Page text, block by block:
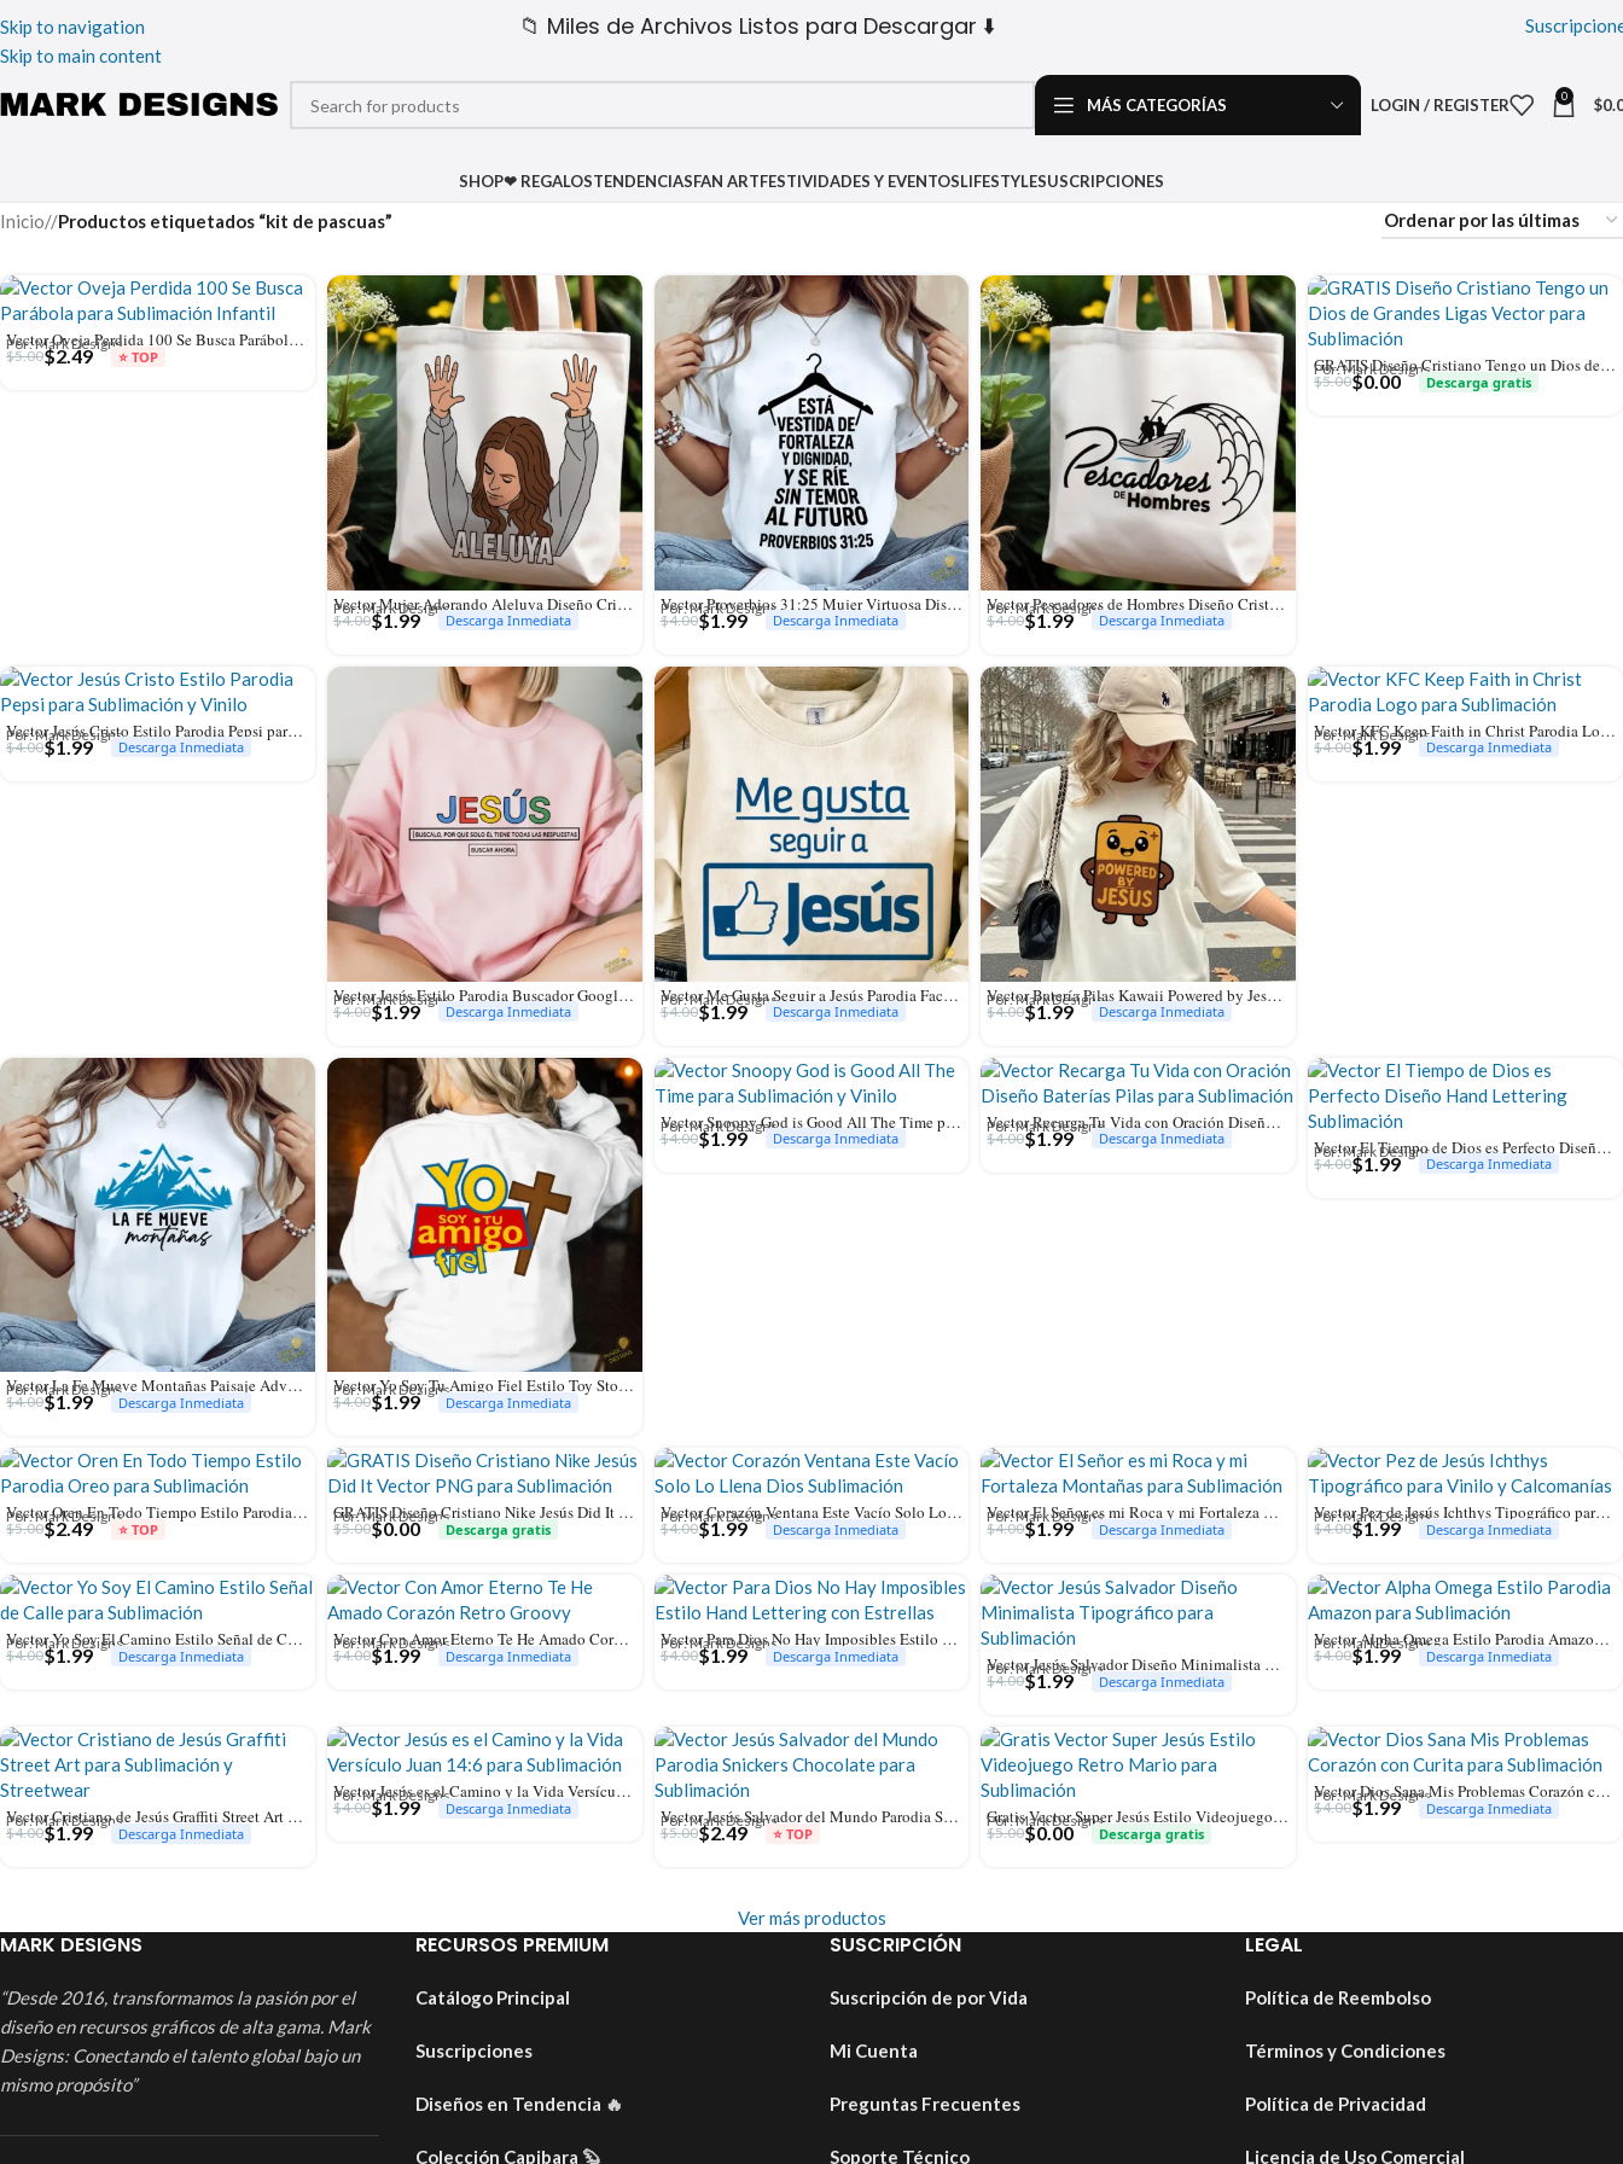
Skip to navigation
Skip to main content
📁 Miles de Archivos Listos para Descargar ⬇️
MÁS CATEGORÍAS LOGIN / REGISTER 0 $
SHOP❤ REGALOSTENDENCIASFAN ARTFESTIVIDADES Y EVENTOSLIFESTYLESUSCRIPCIONES
Inicio/ Productos etiquetados “kit de pascuas”
Vector Oveja Perdida 100 Se Busca Parábola para Sublimación Infantil
Por: Mark Designs
$5.00$2.49 ⭐ TOP
Vector Mujer Adorando Aleluya Diseño Cristiano para Sublimación
Por: Mark Designs
$4.00$1.99 Descarga Inmediata
Vector Proverbios 31:25 Mujer Virtuosa Diseño para Sublimación
Por: Mark Designs
$4.00$1.99 Descarga Inmediata
Vector Pescadores de Hombres Diseño Cristiano para Sublimación
Por: Mark Designs
$4.00$1.99 Descarga Inmediata
GRATIS Diseño Cristiano Tengo un Dios de Grandes Ligas Vector para Sublimación
Por: Mark Designs
$5.00$0.00 Descarga gratis
Vector Jesús Cristo Estilo Parodia Pepsi para Sublimación y Vinilo
Por: Mark Designs
$4.00$1.99 Descarga Inmediata
Vector Jesús Estilo Parodia Buscador Google para Sublimación
Por: Mark Designs
$4.00$1.99 Descarga Inmediata
Vector Me Gusta Seguir a Jesús Parodia Facebook para Sublimación
Por: Mark Designs
$4.00$1.99 Descarga Inmediata
Vector Batería Pilas Kawaii Powered by Jesús para Sublimación y Stickers
Por: Mark Designs
$4.00$1.99 Descarga Inmediata
Vector KFC Keep Faith in Christ Parodia Logo para Sublimación
Por: Mark Designs
$4.00$1.99 Descarga Inmediata
Vector La Fe Mueve Montañas Paisaje Adventure para Sublimación
Por: Mark Designs
$4.00$1.99 Descarga Inmediata
Vector Yo Soy Tu Amigo Fiel Estilo Toy Story para Sublimación
Por: Mark Designs
$4.00$1.99 Descarga Inmediata
Vector Snoopy God is Good All The Time para Sublimación y Vinilo
Por: Mark Designs
$4.00$1.99 Descarga Inmediata
Vector Recarga Tu Vida con Oración Diseño Baterías Pilas para Sublimación
Por: Mark Designs
$4.00$1.99 Descarga Inmediata Vector El Tiempo de Dios es Perfecto Diseño Hand Lettering Sublimación
Por: Mark Designs
$4.00$1.99 Descarga Inmediata
Vector Oren En Todo Tiempo Estilo Parodia Oreo para Sublimación
Por: Mark Designs
$5.00$2.49 ⭐ TOP
GRATIS Diseño Cristiano Nike Jesús Did It Vector PNG para Sublimación
Por: Mark Designs
$5.00$0.00 Descarga gratis
Vector Corazón Ventana Este Vacío Solo Lo Llena Dios Sublimación
Por: Mark Designs
$4.00$1.99 Descarga Inmediata
Vector El Señor es mi Roca y mi Fortaleza Montañas para Sublimación
Por: Mark Designs
$4.00$1.99 Descarga Inmediata
Vector Pez de Jesús Ichthys Tipográfico para Vinilo y Calcomanías
Por: Mark Designs
$4.00$1.99 Descarga Inmediata
Vector Yo Soy El Camino Estilo Señal de Calle para Sublimación
Por: Mark Designs
$4.00$1.99 Descarga Inmediata
Vector Con Amor Eterno Te He Amado Corazón Retro Groovy
Por: Mark Designs
$4.00$1.99 Descarga Inmediata
Vector Para Dios No Hay Imposibles Estilo Hand Lettering con Estrellas
Por: Mark Designs
$4.00$1.99 Descarga Inmediata Vector Jesús Salvador Diseño Minimalista Tipográfico para Sublimación
Por: Mark Designs
$4.00$1.99 Descarga Inmediata
Vector Alpha Omega Estilo Parodia Amazon para Sublimación
Por: Mark Designs
$4.00$1.99 Descarga Inmediata
Vector Cristiano de Jesús Graffiti Street Art para Sublimación y Streetwear
Por: Mark Designs
$4.00$1.99 Descarga Inmediata
Vector Jesús es el Camino y la Vida Versículo Juan 14:6 para Sublimación
Por: Mark Designs
$4.00$1.99 Descarga Inmediata Vector Jesús Salvador del Mundo Parodia Snickers Chocolate para Sublimación
Por: Mark Designs
$5.00$2.49 ⭐ TOP
Gratis Vector Super Jesús Estilo Videojuego Retro Mario para Sublimación
Por: Mark Designs
$5.00$0.00 Descarga gratis
Vector Dios Sana Mis Problemas Corazón con Curita para Sublimación
Por: Mark Designs
$4.00$1.99 Descarga Inmediata
Ver más productos
MARK DESIGNS
“Desde 2016, transformamos la pasión por el
diseño en recursos gráficos de alta gama. Mark
Designs: Conectando el talento global bajo un
mismo propósito”
RECURSOS PREMIUM
Catálogo Principal
Suscripciones
Diseños en Tendencia 🔥
Colección Capibara 🦫
SUSCRIPCIÓN
Suscripción de por Vida
Mi Cuenta
Preguntas Frecuentes
Soporte Técnico
LEGAL
Política de Reembolso
Términos y Condiciones
Política de Privacidad
Licencia de Uso Comercial